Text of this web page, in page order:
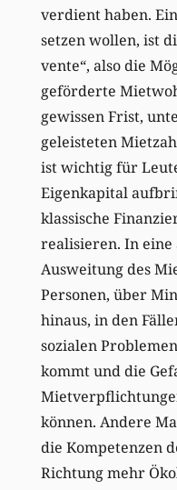
verdient haben.
setzen wollen, ist
vente“, also die
geförderte
gewissen Frist,
geleisteten
ist wichtig für
Eigenkapital
klassische
realisieren. In eine
Ausweitung des
Personen, über
hinaus, in den
sozialen
kommt und die
können. Andere
die Kompetenzen
Richtung mehr